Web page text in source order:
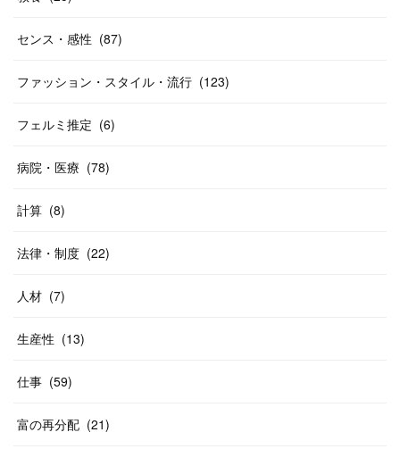
センス・感性 (87)
ファッション・スタイル・流行 (123)
フェルミ推定 (6)
病院・医療 (78)
計算 (8)
法律・制度 (22)
人材 (7)
生産性 (13)
仕事 (59)
富の再分配 (21)